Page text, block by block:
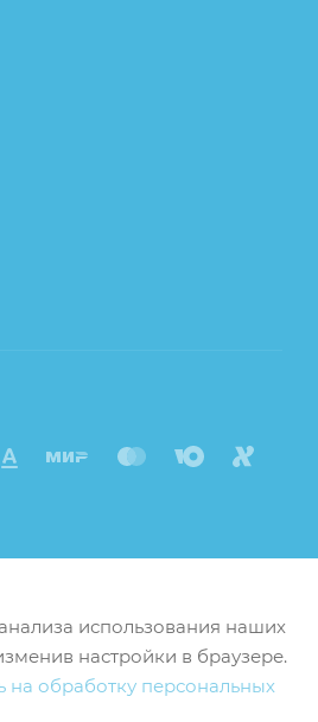
использования наших
настройки в браузере.
на обработку персональных